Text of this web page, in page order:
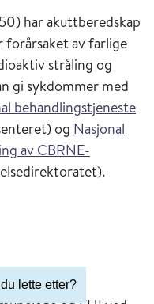
har akuttberedskap
forårsaket av farlige
stråling og
gi sykdommer med
behandlingstjeneste
og Nasjonal
av CBRNE-
lette etter?